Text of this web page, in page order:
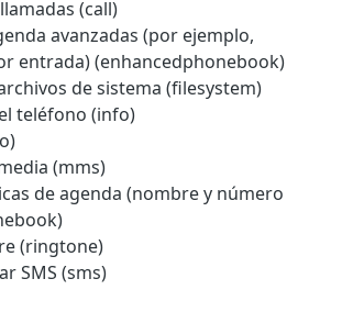
(call)
avanzadas (por ejemplo,
entrada) (enhancedphonebook)
de sistema (filesystem)
teléfono (info)
(mms)
de agenda (nombre y número
(ringtone)
SMS (sms)